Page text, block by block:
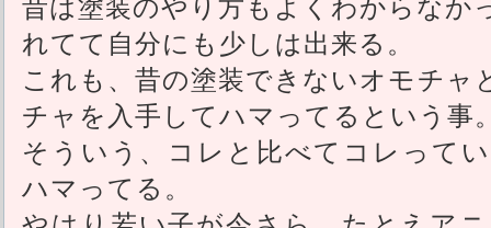
れてて自分にも少しは出来る。
これも、昔の塗装できないオモチャ
チャを入手してハマってるという事
そういう、コレと比べてコレって
ハマってる。